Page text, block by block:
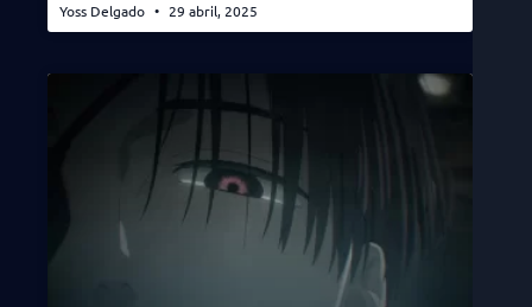
Yoss Delgado 29 abril, 2025